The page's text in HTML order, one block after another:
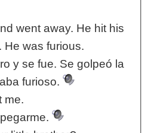
went away. He hit his
He was furious.
y se fue. Se golpeó la
furioso.
me.